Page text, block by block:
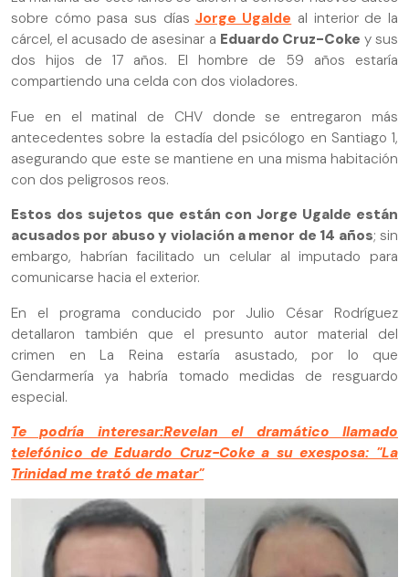
sobre cómo pasa sus días Jorge Ugalde al interior de la
cárcel, el acusado de asesinar a Eduardo Cruz-Coke y sus
dos hijos de 17 años. El hombre de 59 años estaría
compartiendo una celda con dos violadores.
Fue en el matinal de CHV donde se entregaron más
antecedentes sobre la estadía del psicólogo en Santiago 1,
asegurando que este se mantiene en una misma habitación
con dos peligrosos reos.
Estos dos sujetos que están con Jorge Ugalde están
acusados por abuso y violación a menor de 14 años; sin
embargo, habrían facilitado un celular al imputado para
comunicarse hacia el exterior.
En el programa conducido por Julio César Rodríguez
detallaron también que el presunto autor material del
crimen en La Reina estaría asustado, por lo que
Gendarmería ya habría tomado medidas de resguardo
especial.
Te podría interesar:Revelan el dramático llamado
telefónico de Eduardo Cruz-Coke a su exesposa: "La
Trinidad me trató de matar"